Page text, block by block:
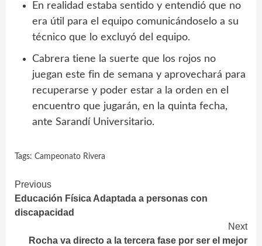
En realidad estaba sentido y entendió que no
era útil para el equipo comunicándoselo a su
técnico que lo excluyó del equipo.
Cabrera tiene la suerte que los rojos no
juegan este fin de semana y aprovechará para
recuperarse y poder estar a la orden en el
encuentro que jugarán, en la quinta fecha,
ante Sarandí Universitario.
Tags: Campeonato Rivera
Continue
Reading
Previous
Educación Física Adaptada a personas con
discapacidad
Next
Rocha va directo a la tercera fase por ser el mejor